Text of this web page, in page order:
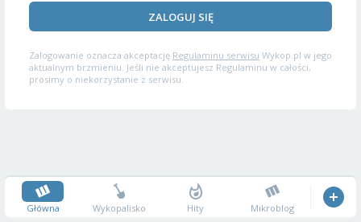
ZALOGUJ SIĘ
Zalogowanie oznacza akceptację Regulaminu serwisu Wykop.pl w jego
aktualnym brzmieniu. Jeśli nie akceptujesz Regulaminu w całości,
prosimy o niekorzystanie z serwisu.
Główna Wykopalisko Hity Mikroblog